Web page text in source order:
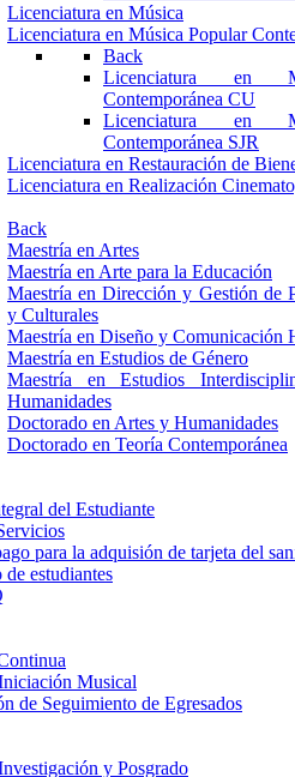
Licenciatura en Música
Licenciatura en Música Popular
Back
Licenciatura en
Contemporánea CU
Licenciatura en
Contemporánea SJR
Licenciatura en Restauración de
Licenciatura en Realización
Back
Maestría en Artes
Maestría en Arte para la Educación
Maestría en Dirección y Gestión de
y Culturales
Maestría en Diseño y Comunicación
Maestría en Estudios de Género
Maestría en Estudios
Humanidades
Doctorado en Artes y Humanidades
Doctorado en Teoría Contemporánea
del Estudiante
para la adquisión de tarjeta del
estudiantes
Musical
de Seguimiento de Egresados
y Posgrado